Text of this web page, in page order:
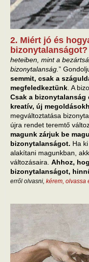
2. Miért jó és
bizonytalanságot?
heteiben, mint a
bizonytalanság.”
semmit, csak a
megfeledkeztünk. A
Csak a bizonytalanság
kreatív, új
megváltoztatása
újra rendet teremtő
magunk zárjuk be
bizonytalanságot. Ha
alakítani magunkban,
változásaira. Ahhoz,
bizonytalanságot,
erről olvasni, kérem, olvassa